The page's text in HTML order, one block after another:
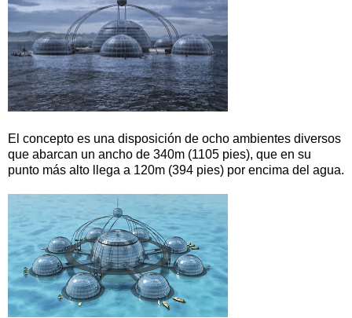
El concepto es una disposición de ocho ambientes diversos
que abarcan un ancho de 340m (1105 pies), que en su
punto más alto llega a 120m (394 pies) por encima del agua.